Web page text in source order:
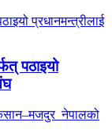
पठाइयो